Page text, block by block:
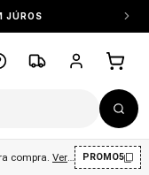
JÚROS
compra Ver condições .
PROMO5